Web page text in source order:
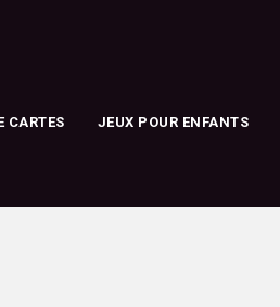
CARTES JEUX POUR ENFANTS